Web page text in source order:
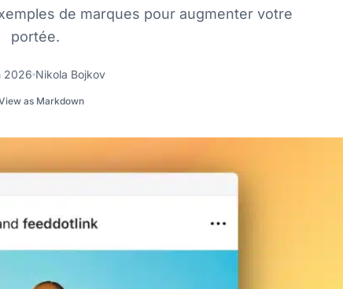
de marques pour augmenter votre
portée.
2026 Nikola Bojkov
as Markdown